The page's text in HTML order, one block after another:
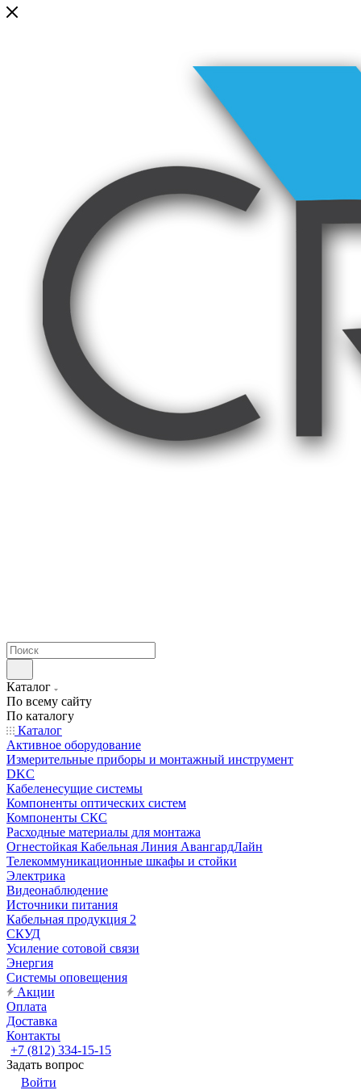
Каталог
По всему сайту
По каталогу
Каталог
Активное оборудование
Измерительные приборы и монтажный инструмент
DKC
Кабеленесущие системы
Компоненты оптических систем
Компоненты СКС
Расходные материалы для монтажа
Огнестойкая Кабельная Линия АвангардЛайн
Телекоммуникационные шкафы и стойки
Электрика
Видеонаблюдение
Источники питания
Кабельная продукция 2
СКУД
Усиление сотовой связи
Энергия
Системы оповещения
Акции
Оплата
Доставка
Контакты
+7 (812) 334-15-15
Задать вопрос
Войти